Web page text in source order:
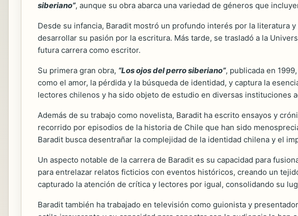
siberiano”, aunque su obra abarca una variedad de géneros que
Desde su infancia, Baradit mostró un profundo interés por la literatura
desarrollar su pasión por la escritura. Más tarde, se trasladó a la
futura carrera como escritor.
Su primera gran obra, “Los ojos del perro siberiano”, publicada en
como el amor, la pérdida y la búsqueda de identidad, y captura la
lectores chilenos y ha sido objeto de estudio en diversas instituciones
Además de su trabajo como novelista, Baradit ha escrito ensayos y
recorrido por episodios de la historia de Chile que han sido
Baradit busca desentrañar la complejidad de la identidad chilena y el
Un aspecto notable de la carrera de Baradit es su capacidad para
para entrelazar relatos ficticios con eventos históricos, creando un
capturado la atención de crítica y lectores por igual, consolidando su
Baradit también ha trabajado en televisión como guionista y